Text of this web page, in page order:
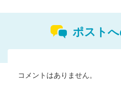
ポスト
コメントはありません。